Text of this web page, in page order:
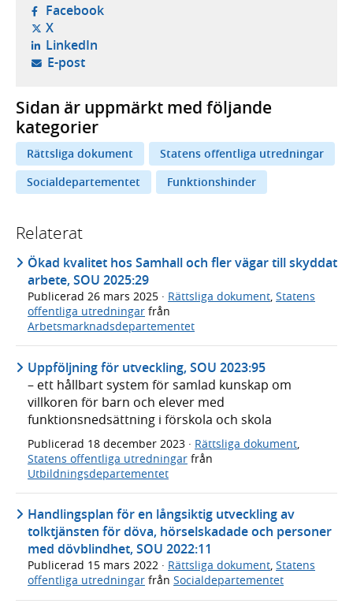
Facebook- öppnas i ny flik, extern webbplats,
X- öppnas i ny flik, extern webbplats,
LinkedIn- öppnas i ny flik, extern webbplats,
E-post- öppnar din e-postklient,
Sidan är uppmärkt med följande
kategorier
Rättsliga dokument
Statens offentliga utredningar
Socialdepartementet
Funktionshinder
Relaterat
Ökad kvalitet hos Samhall och fler vägar till skyddat
arbete, SOU 2025:29
Publicerad 26 mars 2025 · Rättsliga dokument, Statens
offentliga utredningar från
Arbetsmarknadsdepartementet
Uppföljning för utveckling, SOU 2023:95
– ett hållbart system för samlad kunskap om
villkoren för barn och elever med
funktionsnedsättning i förskola och skola
Publicerad 18 december 2023 · Rättsliga dokument
Statens offentliga utredningar från
Utbildningsdepartementet
Handlingsplan för en långsiktig utveckling av
tolktjänsten för döva, hörselskadade och personer
med dövblindhet, SOU 2022:11
Publicerad 15 mars 2022 · Rättsliga dokument, Statens
offentliga utredningar från Socialdepartementet